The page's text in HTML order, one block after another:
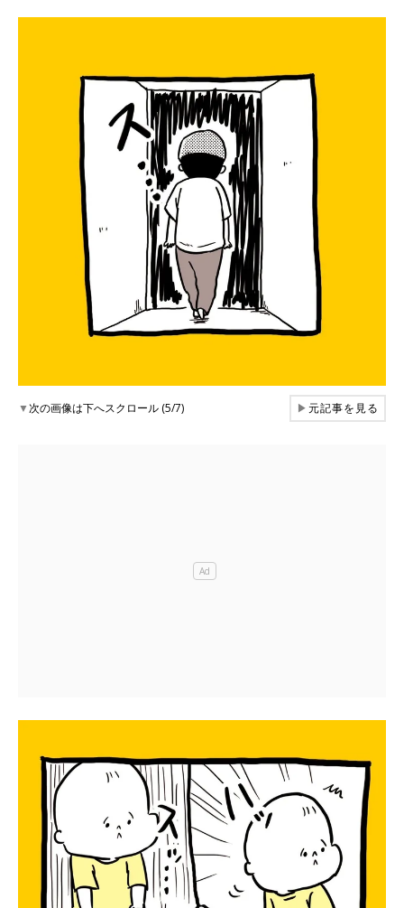
▼次の画像は下へスクロール (5/7) ▶元記事を見る